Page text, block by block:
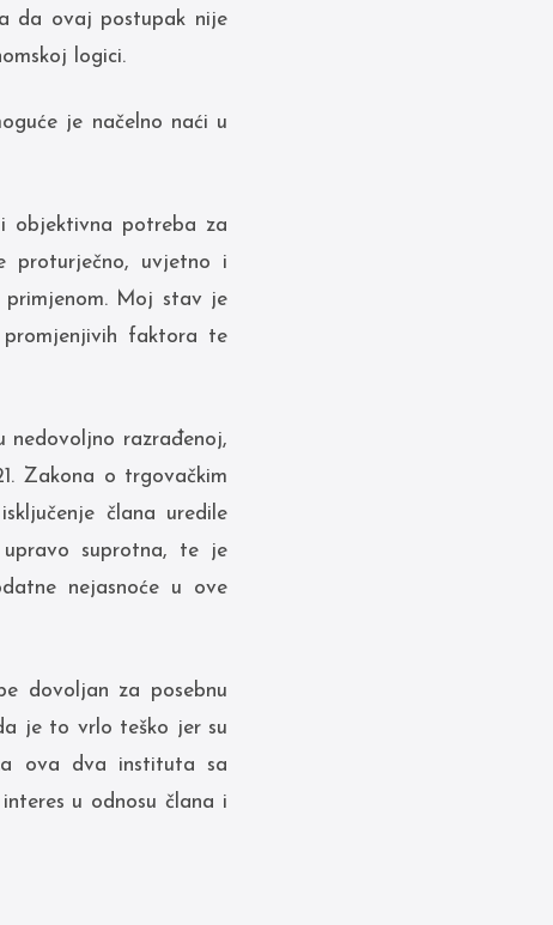
da ovaj postupak nije
logici.
je načelno naći u
objektivna potreba za
proturječno, uvjetno i
Moj stav je
faktora te
razrađenoj,
Zakona o trgovačkim
člana uredile
suprotna, te je
nejasnoće u ove
dovoljan za posebnu
je to vrlo teško jer su
ova dva instituta sa
u odnosu člana i